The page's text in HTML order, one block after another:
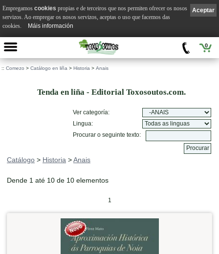
0
:: Comezo > Catálogo en liña > Historia > Anais
Tenda en liña - Editorial Toxosoutos.com.
Ver categoría:
Lingua:
Procurar o seguinte texto:
Catálogo > Historia >Anais
Dende 1 até 10 de 10 elementos
1
Aceptar
Empregamos cookies propias e de terceiros que nos permiten ofrecer os nosos
servizos. Ao empregar os nosos servizos, aceptas o uso que facemos das
cookies.
Máis información